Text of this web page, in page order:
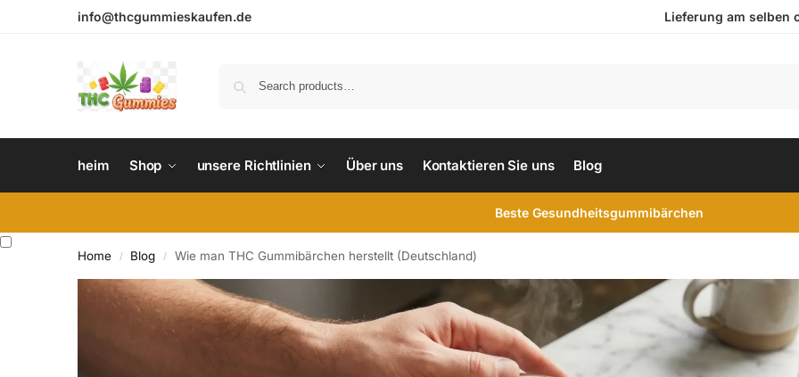
info@thcgummieskaufen.de Lieferung am
heim Shop unsere Richtlinien Über uns Kontaktieren Sie uns Blog
Beste Gesundheitsgummibärchen
Home / Blog / Wie man THC Gummibärchen herstellt (Deutschland)